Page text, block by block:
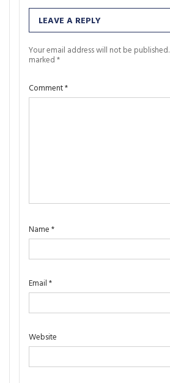
LEAVE A REPLY
Your email address will not be published.
marked *
Comment*
Name *
Email *
Website